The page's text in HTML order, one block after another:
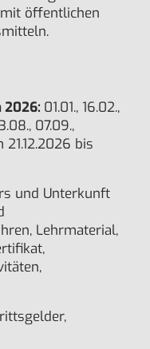
öffentlichen
2026: 01.01., 16.02.,
07.09.,
21.12.2026 bis
und Unterkunft
Lehrmaterial,